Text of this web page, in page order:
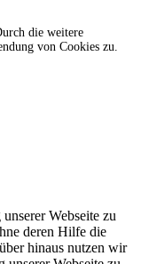
die weitere
von Cookies zu.
Webseite zu
deren Hilfe die
hinaus nutzen wir